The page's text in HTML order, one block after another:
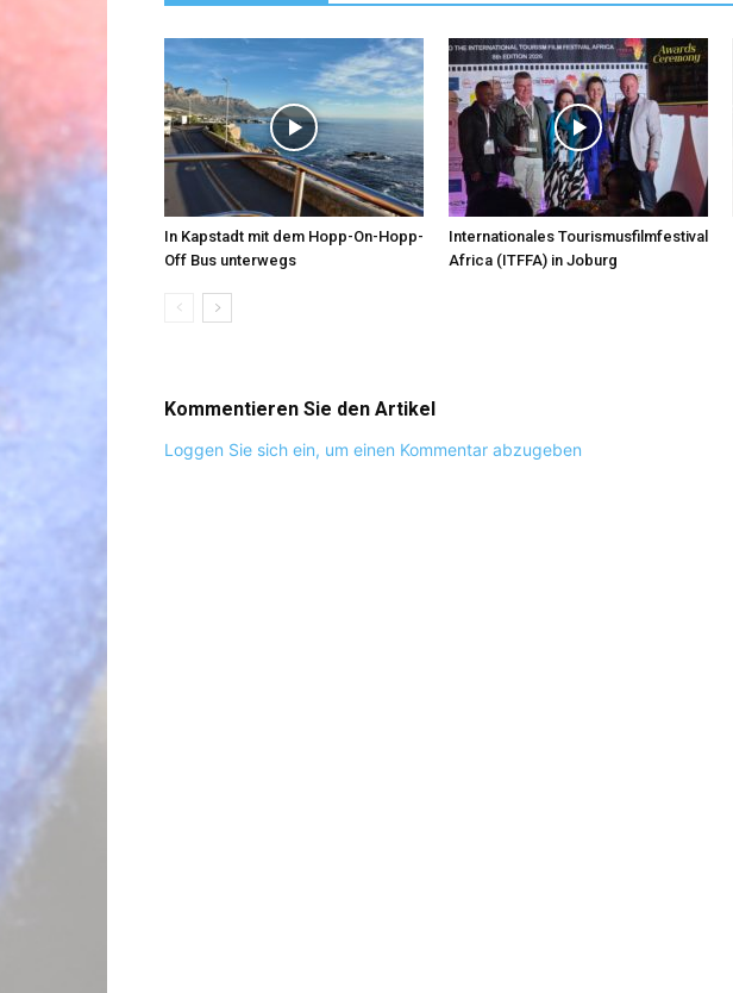
In Kapstadt mit dem Hopp-On-Hopp-
Off Bus unterwegs
Internationales Tourismusfilmfestival
Africa (ITFFA) in Joburg
Kommentieren Sie den Artikel
Loggen Sie sich ein, um einen Kommentar abzugeben